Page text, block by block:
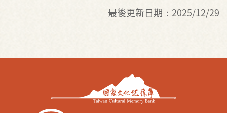
最後更新日期：2025/12/29